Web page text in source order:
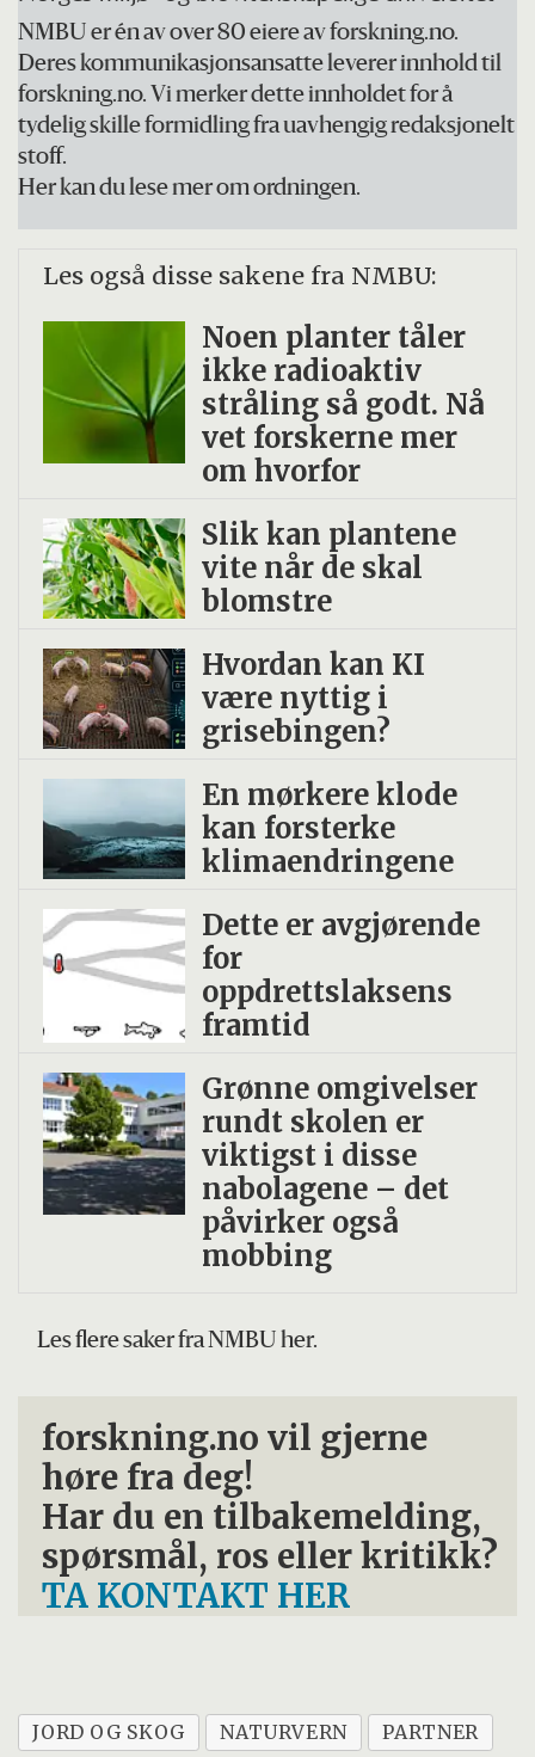
NMBU er én av over 80 eiere av forskning.no.
Deres kommunikasjonsansatte leverer innhold til
forskning.no. Vi merker dette innholdet for å
tydelig skille formidling fra uavhengig redaksjonelt
stoff.
Her kan du lese mer om ordningen.
Les også disse sakene fra NMBU:
Noen planter tåler
ikke radio­aktiv
stråling så godt. Nå
vet forskerne mer
om hvorfor
Slik kan plantene
vite når de skal
blomstre
Hvordan kan KI
være nyttig i
grisebingen?
En mørkere klode
kan forsterke
klimaendringene
Dette er avgjørende
for
oppdrettslaksens
framtid
Grønne omgivelser
rundt skolen er
viktigst i disse
nabolagene – det
påvirker også
mobbing
Les flere saker fra NMBU her.
forskning.no vil gjerne
høre fra deg!
Har du en tilbakemelding,
spørsmål, ros eller kritikk?
TA KONTAKT HER
JORD OG SKOG NATURVERN
PARTNER